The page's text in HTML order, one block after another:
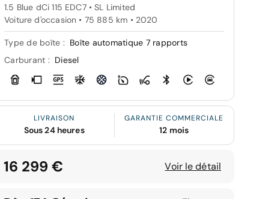
1.5 Blue dCi 115 EDC7 • SL Limited
Voiture d'occasion • 75 885 km • 2020
Type de boîte : Boîte automatique 7 rapports
Carburant : Diesel
LIVRAISON
Sous 24 heures
GARANTIE COMMERCIALE
12 mois
16 299 € Voir le détail